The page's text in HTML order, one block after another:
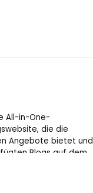
All-in-One-
die die
Angebote bietet und
Blogs auf dem